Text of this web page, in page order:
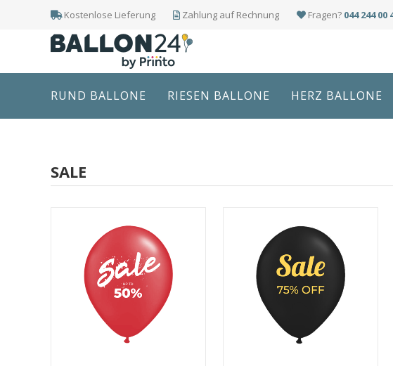
Kostenlose Lieferung Zahlung auf Rechnung Fragen? 044 244 00
RUND BALLONE RIESEN BALLONE HERZ BALLONE
SALE